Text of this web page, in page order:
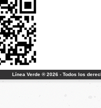
Línea Verde ® 2026 - Todos los